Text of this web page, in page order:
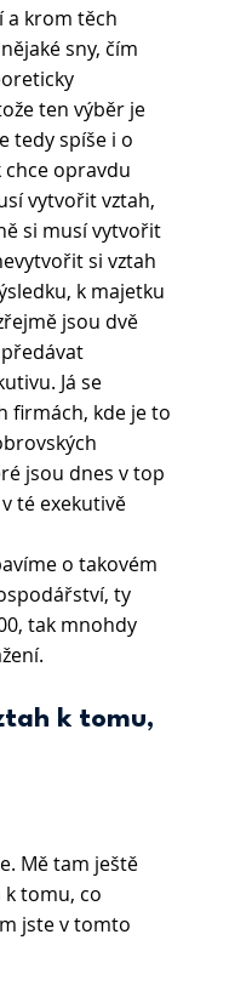
a krom těch
sny, čím
ten výběr je
tedy spíše i o
opravdu
vytvořit vztah,
si musí vytvořit
si vztah
k majetku
jsou dvě
Já se
firmách, kde je to
jsou dnes v top
té exekutivě
o takovém
ty
tak mnohdy
k tomu,
Mě tam ještě
k tomu, co
jste v tomto